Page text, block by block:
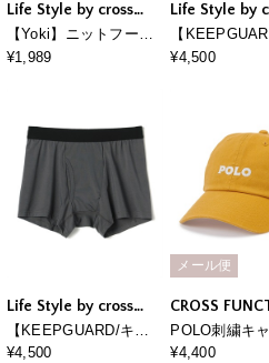
Life Style by cross
marche
【Yoki】ニットフード
バラクラバ
¥1,989
Life Style by
marche
【
プガード】
メンズ 三枚
¥4,500
Life Style by cross
marche
【KEEPGUARD/キー
プガード】Newボクサ
¥4,500
メール便
CROSS
POLO刺繍キ
¥4,400